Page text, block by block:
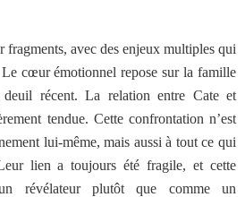
fragments, avec des enjeux multiples qui
cœur émotionnel repose sur la famille
récent. La relation entre Cate et
tendue. Cette confrontation n’est
lui-même, mais aussi à tout ce qui
lien a toujours été fragile, et cette
révélateur plutôt que comme un